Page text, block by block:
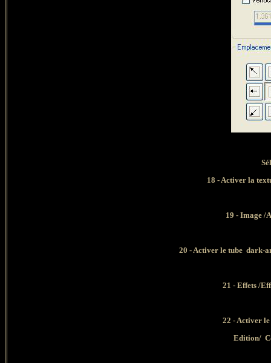
18 - Activer la
19 - Image /
20 - Activer le tube dark-
21 - Effets /
22 - Activer
Edition/